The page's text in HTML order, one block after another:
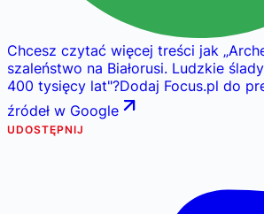
Chcesz czytać więcej treści jak „
szaleństwo na Białorusi. Ludzkie
400 tysięcy lat"?Dodaj Focus.pl do
źródeł w Google
UDOSTĘPNIJ